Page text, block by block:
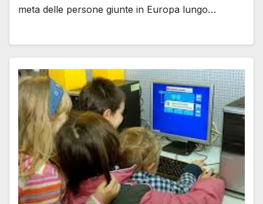
meta delle persone giunte in Europa lungo…